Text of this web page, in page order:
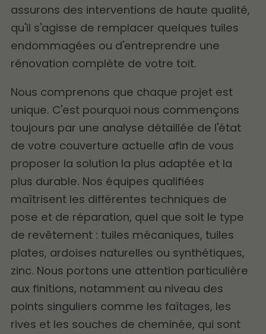
assurons des interventions de haute qualité,
qu'il s'agisse de remplacer quelques tuiles
endommagées ou d'entreprendre une
rénovation complète de votre toit.
Nous comprenons que chaque projet est
unique. C'est pourquoi nous commençons
toujours par une analyse détaillée de l'état
de votre couverture actuelle afin de vous
proposer la solution la plus adaptée et la
plus durable. Nos équipes qualifiées
maîtrisent les différentes techniques de
pose et de réparation, quel que soit le type
de revêtement : tuiles mécaniques, tuiles
plates, ardoises naturelles ou synthétiques,
zinc. Nous portons une attention particulière
aux finitions, notamment au niveau des
points singuliers comme les faîtages, les
rives et les souches de cheminée, qui sont